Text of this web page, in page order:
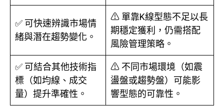
✅ 可快速辨識市場情
緒與潛在趨勢變化。
⚠ 單靠K線型態不足以長
期穩定獲利，仍需搭配
風險管理策略。
✅ 可結合其他技術指
標（如均線、成交
量）提升準確性。
⚠ 不同市場環境（如震
盪盤或趨勢盤）可能影
響型態的可靠性。